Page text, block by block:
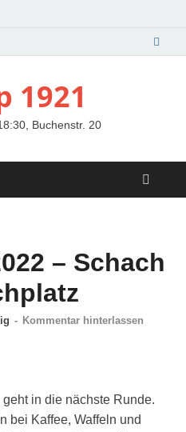
1921
Buchenstr. 20
– Schach
- Kommentar hinterlassen
in die nächste Runde.
bei Kaffee, Waffeln und